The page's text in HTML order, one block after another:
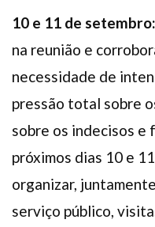
10 e 11 de setembro:
na reunião e
necessidade de
pressão total sobre
sobre os indecisos e
próximos dias 10 e
organizar,
serviço público,